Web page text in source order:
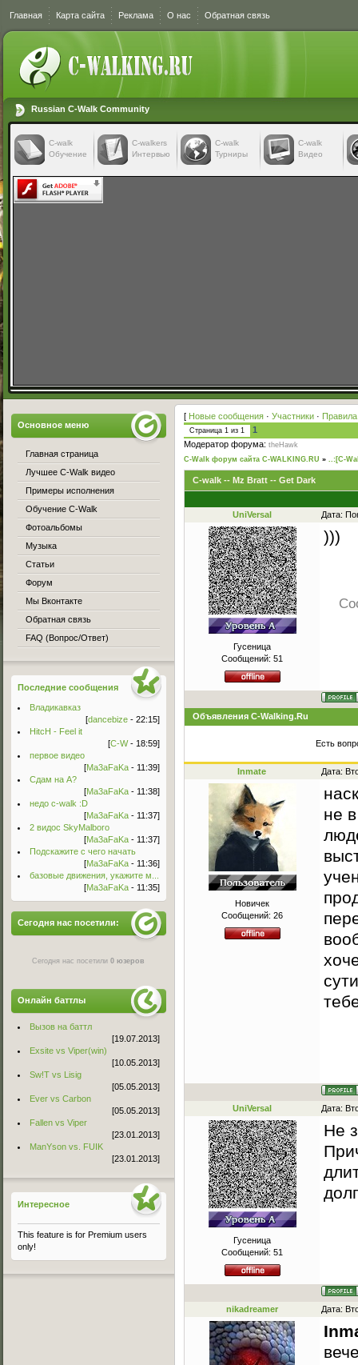
Главная Карта сайта Реклама О нас Обратная связь
Russian C-Walk Community
C-walk
Обучение
C-walkers
Интервью
С-walk
Турниры
С-walk
Видео
[ Новые сообщения · Участники ·
Страница 1 из 1
1
Модератор форума: theHawk
C-Walk форум сайта C-WALKING.RU » ..:[C-
C-walk -- Mz Bratt -- Get Dark
UniVersal Дата:
Гусеница
Сообщений: 51
)))
Объявления C-Walking.Ru
Есть
Inmate Дата:
Новичек
Сообщений: 26
не
UniVersal Дата:
Гусеница
Сообщений: 51
Не
nikadreamer Дата:
Основное меню
Главная страница
Лучшее C-Walk видео
Примеры исполнения
Обучение C-Walk
Фотоальбомы
Музыка
Статьи
Форум
Мы Вконтакте
Обратная связь
FAQ (Вопрос/Ответ)
Последние сообщения
Владикавказ
[dancebize - 22:15]
HitcH - Feel it
[C-W- 18:59]
первое видео
[Ma3aFaKa - 11:39]
Сдам на А?
[Ma3aFaKa - 11:38]
недо c-walk :D
[Ma3aFaKa - 11:37]
2 видос SkyMalboro
[Ma3aFaKa - 11:37]
Подскажите с чего начать
[Ma3aFaKa - 11:36]
базовые движения, укажите м...
[Ma3aFaKa - 11:35]
Сегодня нас посетили:
Сегодня нас посетили0 юзеров
Онлайн баттлы
Вызов на баттл
[19.07.2013]
Exsite vs Viper(win)
[10.05.2013]
Sw!T vs Lisig
[05.05.2013]
Ever vs Carbon
[05.05.2013]
Fallen vs Viper
[23.01.2013]
ManYson vs. FUIK
[23.01.2013]
Интересное
This feature is for Premium users
only!